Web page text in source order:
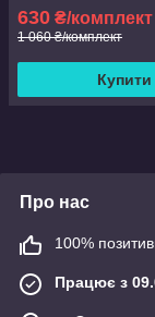
630 ₴/комплект
1 060 ₴/комплект
Купити
Про нас
100%
Працює з